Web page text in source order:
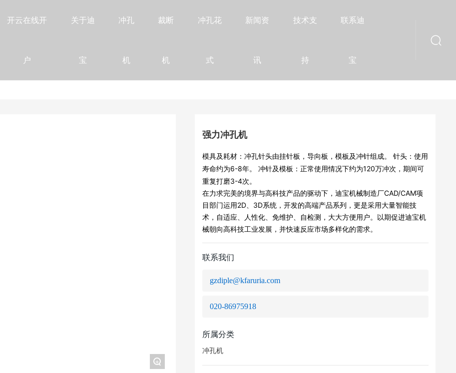
开云在线开
户
关于迪
宝
冲孔
机
裁断
机
冲孔花
式
新闻资
讯
技术支
持
联系迪
宝
+
强力冲孔机
模具及耗材：冲孔针头由挂针板，导向板，模板及冲针组成。 针头：使用
寿命约为6-8年。 冲针及模板：正常使用情况下约为120万冲次，期间可
重复打磨3-4次。
在力求完美的境界与高科技产品的驱动下，迪宝机械制造厂CAD/CAM项
目部门运用2D、3D系统，开发的高端产品系列，更是采用大量智能技
术，自适应、人性化、免维护、自检测，大大方便用户。以期促进迪宝机
械朝向高科技工业发展，并快速反应市场多样化的需求。
联系我们
gzdiple@kfaruria.com
020-86975918
所属分类
冲孔机